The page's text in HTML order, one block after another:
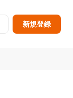
新規登録